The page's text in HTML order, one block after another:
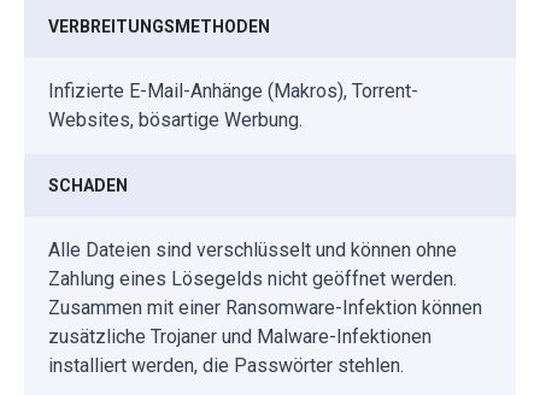
VERBREITUNGSMETHODEN
Infizierte E-Mail-Anhänge (Makros), Torrent-
Websites, bösartige Werbung.
SCHADEN
Alle Dateien sind verschlüsselt und können ohne
Zahlung eines Lösegelds nicht geöffnet werden.
Zusammen mit einer Ransomware-Infektion können
zusätzliche Trojaner und Malware-Infektionen
installiert werden, die Passwörter stehlen.